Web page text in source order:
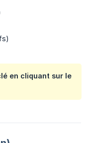
en cliquant sur le